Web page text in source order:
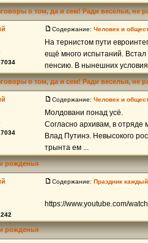
о том, да и сем! Ради веселья, не
Содержание: Человек и
На тернистом пути
ещё много испытаний.
пенсию. В нынешних
о том, да и сем! Ради веселья, не
Содержание: Человек и
Молдовани понад усё.
Согласно архивам, в отряде
Влад Путинэ. Невысокого
трынта ем ...
рожденья
Содержание: Праздник
https://www.youtube.com/
рожденья